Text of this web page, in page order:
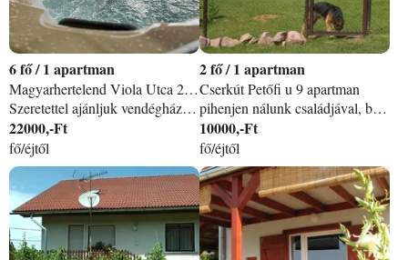
6 /1 apartman
Magyarhertelend Viola Utca 25. Zsuzsi nyaraló 1. apartman
Szeretettel ajánljuk vendégházunkat Magyarhertelenden, a festői Mecsek lábánál, termálfürdő, szaunapark, kiváló túraútvonalak és az Orfűi- tavak közvetlen szomszédságában. Nyaralónktól kb. 50 m-re a sörimádók is megtalálják számításukat a Kapucinus kézműves sörfőzde szinte látótávolságban elérhető! Családok számára ideális szállásunk, trambulinnal, csocsóval a fiatalabb korosztály is garantáltan jól fogja érezni magát ameddig a szülők/barátok grilleznek, bográcsoznak, vagy boroznak fedett privát teraszunkon korlátlan JAKUZZI használattal. A házi kedvenceket is szívesen látjuk, kertünk teljesen körbe kerített, így a kedvencek is biztonságban tudhatók. Mindig csak egy csoportot fogadunk ezzel garantálva vendégeink maximális kényelmét!
22000,-Ft
fő/éjtől
2 /1 apartman
Cserkút Petőfi u 9 apartman
pihenjen nálunk családjával, barátaival, vagy kettesben párjával!
10000,-Ft
fő/éjtől